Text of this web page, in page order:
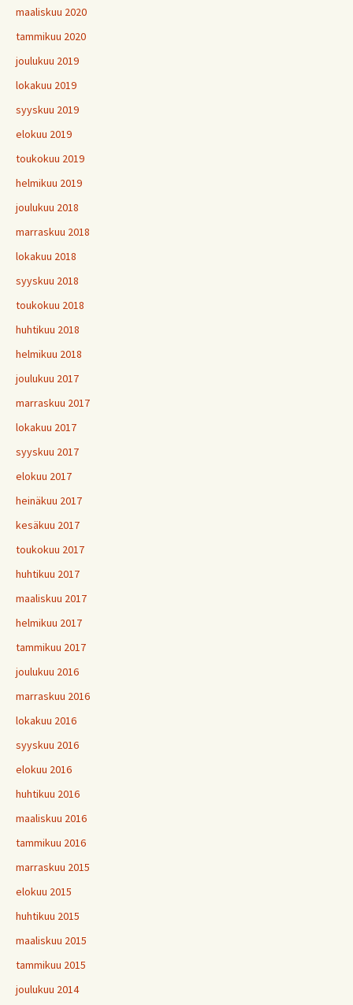
maaliskuu 2020
tammikuu 2020
joulukuu 2019
lokakuu 2019
syyskuu 2019
elokuu 2019
toukokuu 2019
helmikuu 2019
joulukuu 2018
marraskuu 2018
lokakuu 2018
syyskuu 2018
toukokuu 2018
huhtikuu 2018
helmikuu 2018
joulukuu 2017
marraskuu 2017
lokakuu 2017
syyskuu 2017
elokuu 2017
heinäkuu 2017
kesäkuu 2017
toukokuu 2017
huhtikuu 2017
maaliskuu 2017
helmikuu 2017
tammikuu 2017
joulukuu 2016
marraskuu 2016
lokakuu 2016
syyskuu 2016
elokuu 2016
huhtikuu 2016
maaliskuu 2016
tammikuu 2016
marraskuu 2015
elokuu 2015
huhtikuu 2015
maaliskuu 2015
tammikuu 2015
joulukuu 2014